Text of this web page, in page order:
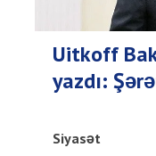
Uitkoff
yazdı:
Siyasət